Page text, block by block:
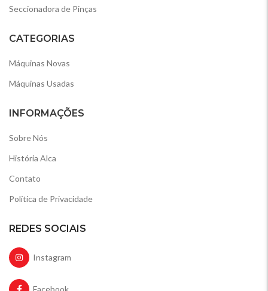
Seccionadora de Pinças
CATEGORIAS
Máquinas Novas
Máquinas Usadas
INFORMAÇÕES
Sobre Nós
História Alca
Contato
Política de Privacidade
REDES SOCIAIS
Instagram